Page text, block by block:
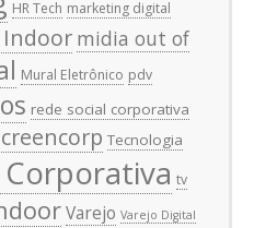
HR Tech marketing digital
midia out of
Mural Eletrônico pdv
rede social corporativa
Tecnologia
Corporativa tv
Varejo Varejo Digital